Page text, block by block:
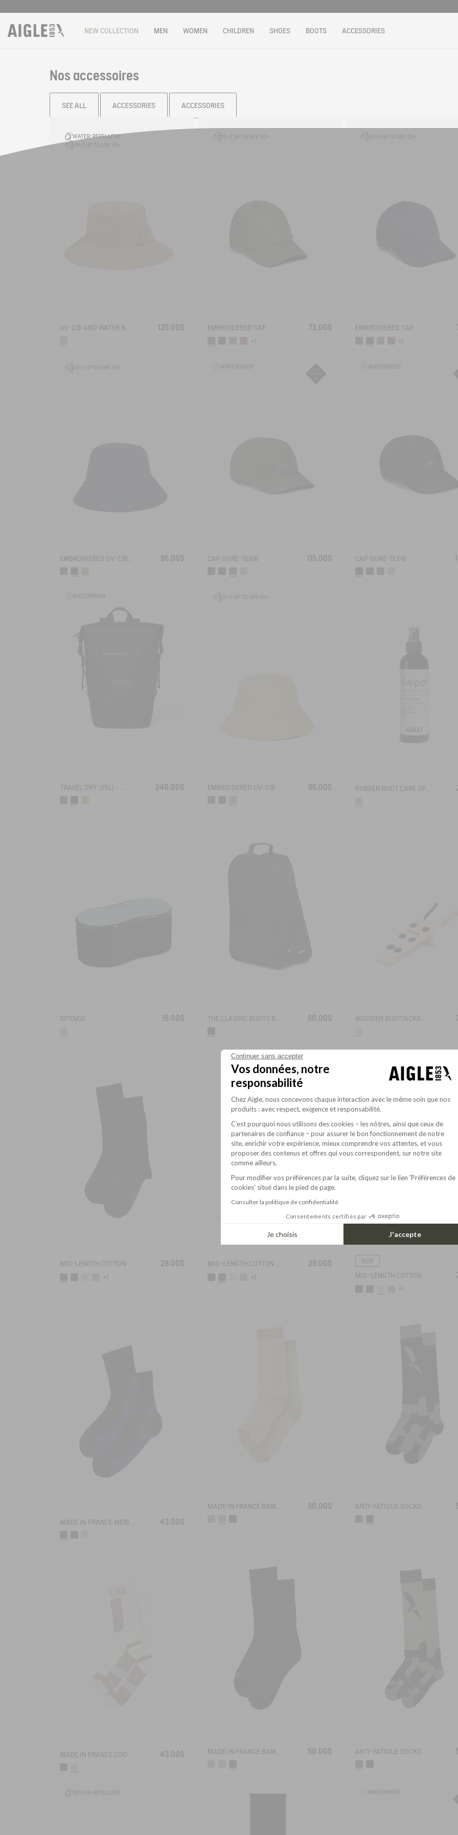
NEW COLLECTION MEN WOMEN CHILDREN SHOES BOOTS ACCESSORIES
Nos accessoires
SEE ALL ACCESSORIES ACCESSORIES
Filter & sort
WATER-REPELLENT
UV-C UP TO UPF 50+
125.00$
UV-C UP TO UPF 50+
EMBROIDERED CAP 72.00$
+1
UV-C UP TO UPF 50+
EMBROIDERED CAP
+1
UV-C UP TO UPF 50+
86.00$
WATERPROOF
CAP GORE-TEX® 115.00$
WATERPROOF
CAP GORE-TEX®
WATERPROOF
TRAVEL DRY (25L) - WATERPROOF BACKPACK 240.00$
UV-C UP TO UPF 50+
EMBROIDERED UV-C®COTON HAT 86.00$ RUBBER BOOT CARE SPRAY
SPONGE 15.00$ THE CLASSIC BOOTS BAG 50.00$ WOODEN BOOTJACKS
MID-LENGTH COTTON SOCKS MADE IN FRANCE 29.00$
+1
MID-LENGTH COTTON SOCKS MADE IN FRANCE 29.00$
+1
NEW
MID-LENGTH COTTON SOCKS. MADE IN FRANCE.
+1
MADE IN FRANCE MERINOS WOOL SOCKS 43.00$
MADE IN FRANCE BAMBOO SOCKS 50.00$ ANTI-FATIGUE SOCKS
43.00$ 50.00$ ANTI-FATIGUE SOCKS
WATER-REPELLENT WATERPROOF
Continuer sans accepter
Vos données, notre
responsabilité
Plateforme de Gestion du Consentement :
Chez Aigle, nous concevons chaque interaction avec le même soin que nos
produits : avec respect, exigence et responsabilité.
C’est pourquoi nous utilisons des cookies – les nôtres, ainsi que ceux de
partenaires de confiance – pour assurer le bon fonctionnement de notre
site, enrichir votre expérience, mieux comprendre vos attentes, et vous
proposer des contenus et offres qui vous correspondent, sur notre site
comme ailleurs.
Pour modifier vos préférences par la suite, cliquez sur le lien 'Préférences de
cookies' situé dans le pied de page.
Consulter la politique de confidentialité
Consentements certifiés par
Je choisis J'accepte
Axeptio consent